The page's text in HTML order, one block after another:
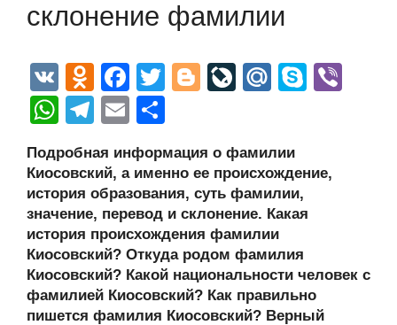
склонение фамилии
V
K
O
d
n
o
kl
a
ss
ni
ki
F
a
c
e
b
o
o
k
T
er
Bl
g
er
Li
J
o
ur
n
al
M
u
S
e
W
at
s
A
p
p
T
e
gr
a
m
E
ail р
а
в
и
ть
Подробная информация о фамилии
Киосовский, а именно ее происхождение,
история образования, суть фамилии,
значение, перевод и склонение. Какая
история происхождения фамилии
Киосовский? Откуда родом фамилия
Киосовский? Какой национальности человек с
фамилией Киосовский? Как правильно
пишется фамилия Киосовский? Верный